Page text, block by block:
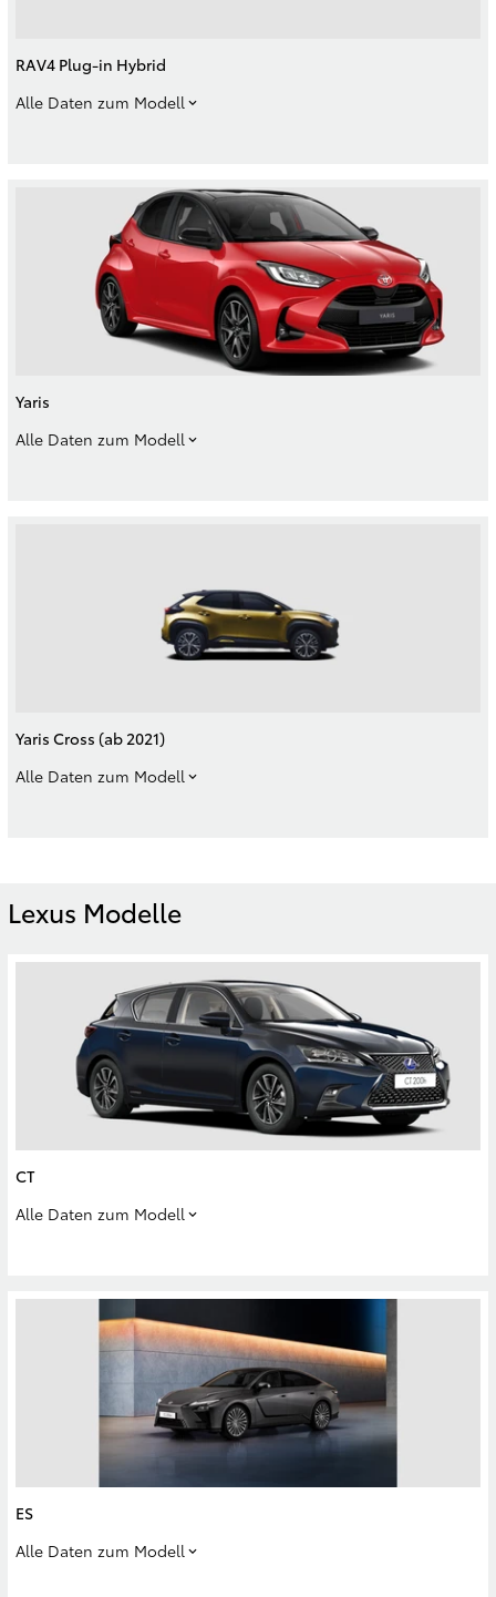
RAV4 Plug-in Hybrid
Alle Daten zum Modell
Yaris
Alle Daten zum Modell
Yaris Cross (ab 2021)
Alle Daten zum Modell
Lexus Modelle
CT
Alle Daten zum Modell
ES
Alle Daten zum Modell